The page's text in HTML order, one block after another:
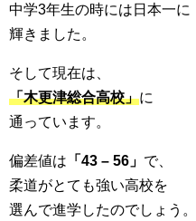
中学3年生の時には日本一に
輝きました。
そして現在は、
「木更津総合高校」に
通っています。
偏差値は 「43 – 56」 で、
柔道がとても強い高校を
選んで進学したのでしょう。